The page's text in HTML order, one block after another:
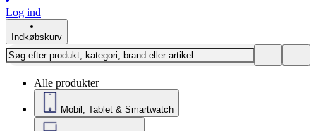
Log ind
Indkøbskurv
Alle produkter
Mobil, Tablet & Smartwatch